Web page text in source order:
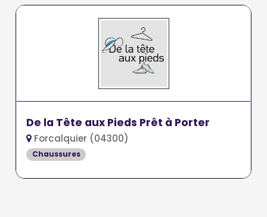
De la Tête aux Pieds Prêt à Porter
Forcalquier (04300)
Chaussures